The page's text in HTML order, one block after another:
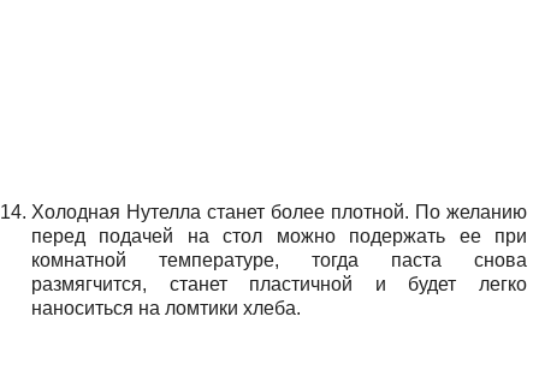
Холодная Нутелла станет более плотной. По желанию
перед подачей на стол можно подержать ее при
комнатной температуре, тогда паста снова
размягчится, станет пластичной и будет легко
наноситься на ломтики хлеба.